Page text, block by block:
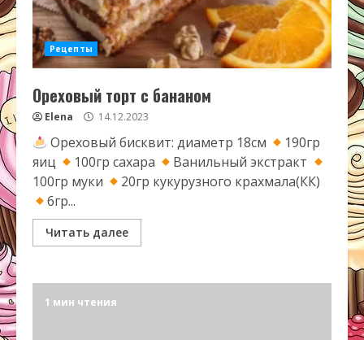
Рецепты
Ореховый торт с бананом
Elena 14.12.2023
Ореховый бисквит: диаметр 18см
190гр
яиц
100гр сахара
Ванильный экстракт
100гр муки
20гр кукурузного крахмала(КК)
6гр...
Читать далее
1 мин чтения